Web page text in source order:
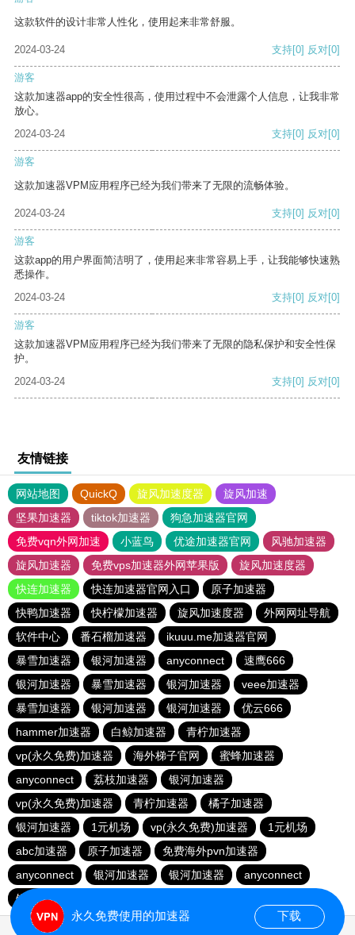
这款软件的设计非常人性化，使用起来非常舒服。
2024-03-24 支持[0] 反对[0]
游客
这款加速器app的安全性很高，使用过程中不会泄露个人信息，让我非常
放心。
2024-03-24
支持[0] 反对[0]
游客
这款加速器VPM应用程序已经为我们带来了无限的流畅体验。
2024-03-24 支持[0] 反对[0]
游客
这款app的用户界面简洁明了，使用起来非常容易上手，让我能够快速熟
悉操作。
2024-03-24
支持[0] 反对[0]
游客
这款加速器VPM应用程序已经为我们带来了无限的隐私保护和安全性保
护。
2024-03-24
支持[0] 反对[0]
友情链接
网站地图 QuickQ 旋风加速度器
旋风加速
坚果加速器
tiktok加速器
狗急加速器官网
免费vqn外网加速
小蓝鸟 优途加速器官网
风驰加速器
旋风加速器
免费vps加速器外网苹果版
旋风加速度器
快连加速器
快连加速器官网入口
原子加速器
快鸭加速器
快柠檬加速器 旋风加速度器
外网网址导航
软件中心
番石榴加速器
ikuuu.me加速器官网
暴雪加速器
银河加速器 anyconnect
速鹰666
银河加速器
暴雪加速器 银河加速器
veee加速器
暴雪加速器
银河加速器 银河加速器
优云666
hammer加速器
白鲸加速器
青柠加速器
vp(永久免费)加速器
海外梯子官网
蜜蜂加速器
anyconnect
荔枝加速器
银河加速器
vp(永久免费)加速器
青柠加速器
橘子加速器
银河加速器
1元机场 vp(永久免费)加速器
1元机场
abc加速器
原子加速器
免费海外pvn加速器
anyconnect
银河加速器 银河加速器
anyconnect
银河加速器
永久免费使用的加速器 下载